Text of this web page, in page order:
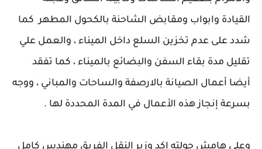
القيادة وابواب ومقابض الشاحنة بالكحول المطهر كما
شدد على عدم تخزين السلع داخل الميناء ، والعمل علي
تقليل مدة بقاء السفن والبضائع بالميناء ، كما تفقد
أيضا أعمال الصيانة بالارصفة والساحات والمباني ، ووجه
بسرعة إنجاز هذه الأعمال في المدة المحددة لها .
وعلى هامش جولته اكد وزير النقل الفريق مهندس كامل